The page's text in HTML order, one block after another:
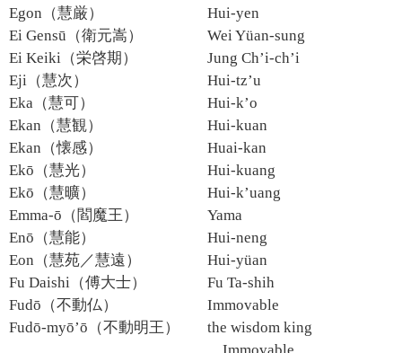
Egon（慧厳）
Hui-yen
Ei Gensū（衛元嵩）
Wei Yüan-sung
Ei Keiki（栄啓期）
Jung Ch’i-ch’i
Eji（慧次）
Hui-tz’u
Eka（慧可）
Hui-k’o
Ekan（慧観）
Hui-kuan
Ekan（懐感）
Huai-kan
Ekō（慧光）
Hui-kuang
Ekō（慧曠）
Hui-k’uang
Emma-ō（閻魔王）
Yama
Enō（慧能）
Hui-neng
Eon（慧苑／慧遠）
Hui-yüan
Fu Daishi（傅大士）
Fu Ta-shih
Fudō（不動仏）
Immovable
Fudō-myō’ō（不動明王）
the wisdom king